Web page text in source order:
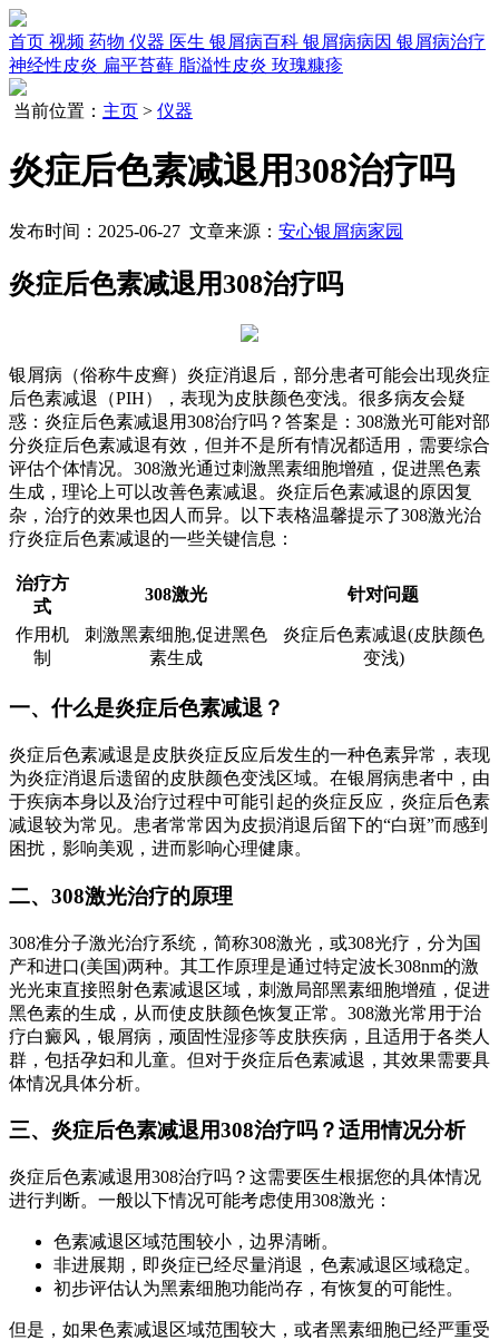
首页 视频 药物 仪器 医生 银屑病百科 银屑病病因 银屑病治疗
神经性皮炎 扁平苔藓 脂溢性皮炎 玫瑰糠疹
当前位置： 主页 > 仪器
炎症后色素减退用308治疗吗
发布时间：2025-06-27 文章来源： 安心银屑病家园
炎症后色素减退用308治疗吗
银屑病（俗称牛皮癣）炎症消退后，部分患者可能会出现炎症
后色素减退（PIH），表现为皮肤颜色变浅。很多病友会疑
惑：炎症后色素减退用308治疗吗？答案是：308激光可能对部
分炎症后色素减退有效，但并不是所有情况都适用，需要综合
评估个体情况。308激光通过刺激黑素细胞增殖，促进黑色素
生成，理论上可以改善色素减退。炎症后色素减退的原因复
杂，治疗的效果也因人而异。以下表格温馨提示了308激光治
疗炎症后色素减退的一些关键信息：
治疗方
式
308激光 针对问题
作用机
制
刺激黑素细胞,促进黑色
素生成
炎症后色素减退(皮肤颜色
变浅)
一、什么是炎症后色素减退？
炎症后色素减退是皮肤炎症反应后发生的一种色素异常，表现
为炎症消退后遗留的皮肤颜色变浅区域。在银屑病患者中，由
于疾病本身以及治疗过程中可能引起的炎症反应，炎症后色素
减退较为常见。患者常常因为皮损消退后留下的“白斑”而感到
困扰，影响美观，进而影响心理健康。
二、308激光治疗的原理
308准分子激光治疗系统，简称308激光，或308光疗，分为国
产和进口(美国)两种。其工作原理是通过特定波长308nm的激
光光束直接照射色素减退区域，刺激局部黑素细胞增殖，促进
黑色素的生成，从而使皮肤颜色恢复正常。308激光常用于治
疗白癜风，银屑病，顽固性湿疹等皮肤疾病，且适用于各类人
群，包括孕妇和儿童。但对于炎症后色素减退，其效果需要具
体情况具体分析。
三、炎症后色素减退用308治疗吗？适用情况分析
炎症后色素减退用308治疗吗？这需要医生根据您的具体情况
进行判断。一般以下情况可能考虑使用308激光：
色素减退区域范围较小，边界清晰。
非进展期，即炎症已经尽量消退，色素减退区域稳定。
初步评估认为黑素细胞功能尚存，有恢复的可能性。
但是，如果色素减退区域范围较大，或者黑素细胞已经严重受